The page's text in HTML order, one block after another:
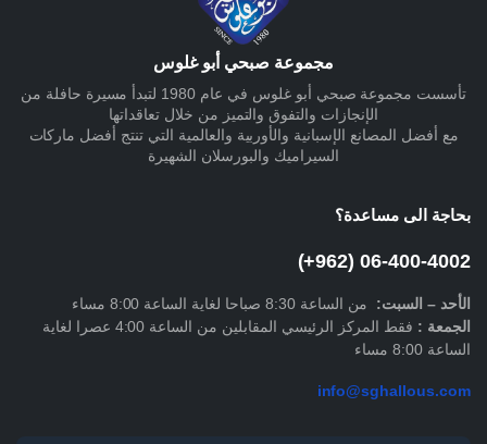
مجموعة صبحي أبو غلوس
تأسست مجموعة صبحي أبو غلوس في عام 1980 لتبدأ مسيرة حافلة من
الإنجازات والتفوق والتميز من خلال تعاقداتها
مع أفضل المصانع الإسبانية والأوربية والعالمية التي تنتج أفضل ماركات
السيراميك والبورسلان الشهيرة
بحاجة الى مساعدة؟
06-400-4002 (962+)
الأحد – السبت: من الساعة 8:30 صباحا لغاية الساعة 8:00 مساء
الجمعة :
فقط المركز الرئيسي المقابلين من الساعة 4:00 عصرا لغاية
الساعة 8:00 مساء
info@sghallous.com